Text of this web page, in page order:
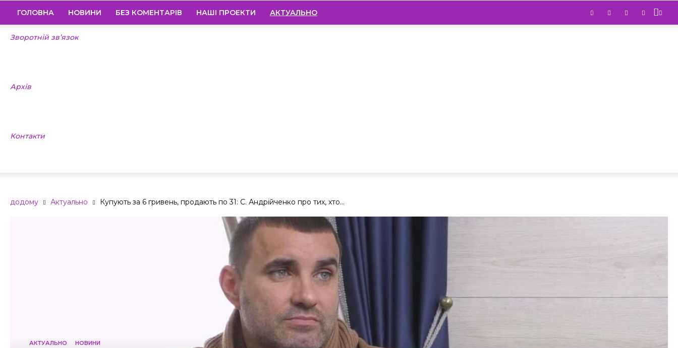
ГОЛОВНА НОВИНИ БЕЗ КОМЕНТАРІВ НАШІ ПРОЕКТИ АКТУАЛЬНО
Зворотній зв’язок
Архів
Контакти
додому Актуально Купують за 6 гривень, продають по 31: С. Андрійченко про тих, хто...
АКТУАЛЬНО НОВИНИ